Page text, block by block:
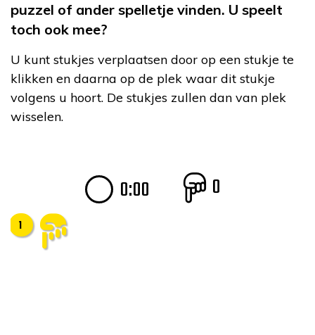
puzzel of ander spelletje vinden. U speelt
toch ook mee?
U kunt stukjes verplaatsen door op een stukje te
klikken en daarna op de plek waar dit stukje
volgens u hoort. De stukjes zullen dan van plek
wisselen.